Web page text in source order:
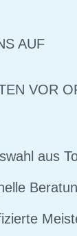
AUF
VOR
aus